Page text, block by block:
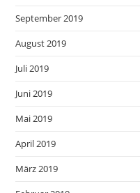
September 2019
August 2019
Juli 2019
Juni 2019
Mai 2019
April 2019
März 2019